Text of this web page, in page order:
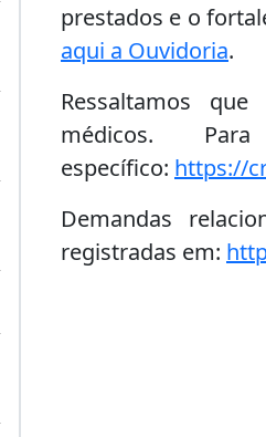
prestados e o
aqui a Ouvidoria.
Ressaltamos
médicos.
específico: https://
Demandas
registradas em: